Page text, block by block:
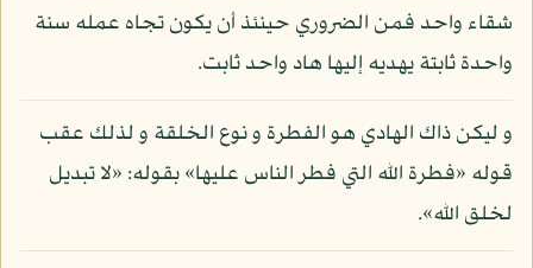
شقاء واحد فمن الضروري حينئذ أن يكون تجاه عمله سنة
واحدة ثابتة يهديه إليها هاد واحد ثابت.
و ليكن ذاك الهادي هو الفطرة و نوع الخلقة و لذلك عقب
قوله «فطرة الله التي فطر الناس عليها» بقوله: «لا تبديل
لخلق الله».